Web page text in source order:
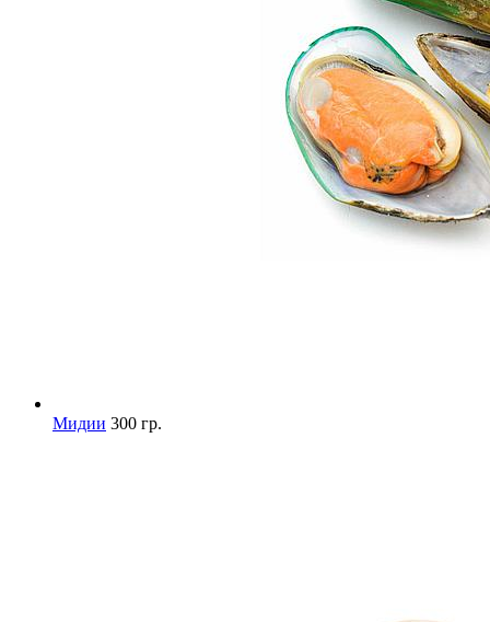
Мидии 300 гр.